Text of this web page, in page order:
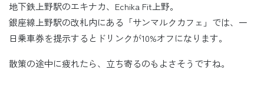
地下鉄上野駅のエキナカ、Echika Fit上野。
銀座線上野駅の改札内にある「サンマルクカフェ」では、一
日乗車券を提示するとドリンクが10%オフになります。
散策の途中に疲れたら、立ち寄るのもよさそうですね。